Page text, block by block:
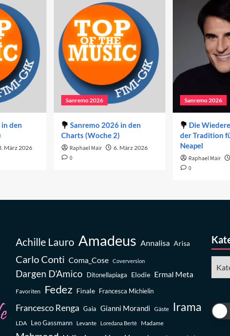
den
März 2026
Sanremo 2026
Sanremo 2026 in den
Charts (Woche 2)
Raphael Mair 6. März 2026
0
Sanremo 2026
Die
der Tradition
Neapel
Raphael Mair
0
Achille Lauro Amadeus Annalisa Arisa
Carlo Conti Coma_Cose Coverversion
Dargen D’Amico Ditonellapiaga Elodie Ermal Meta
Favoriten Fedez Finale Francesca Michielin
Francesco Renga Gaia Gianni Morandi Gäste Irama
LDA Leo Gassmann Levante Loredana Bertè Madame